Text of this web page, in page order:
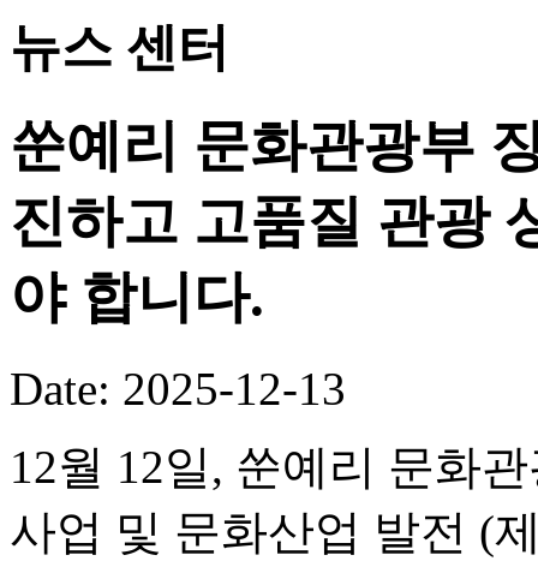
뉴스 센터
쑨예리 문화관광부
진하고 고품질 관광
야 합니다.
Date: 2025-12-13
12월 12일, 쑨예리 문화
사업 및 문화산업 발전 (